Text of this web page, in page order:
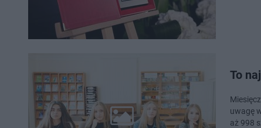
To
uwagę
aż 998